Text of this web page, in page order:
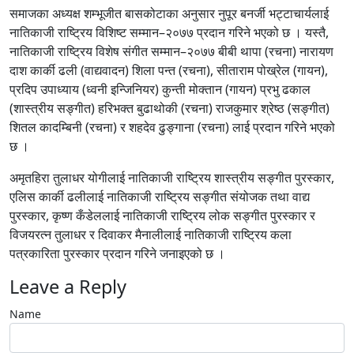
समाजका अध्यक्ष शम्भूजीत बासकोटाका अनुसार नुपूर बनर्जी भट्टाचार्यलाई
नातिकाजी राष्ट्रिय विशिष्ट सम्मान–२०७७ प्रदान गरिने भएको छ । यस्तै,
नातिकाजी राष्ट्रिय विशेष संगीत सम्मान–२०७७ बीबी थापा (रचना) नारायण
दाश कार्की ढली (वाद्यवादन) शिला पन्त (रचना), सीताराम पोख्रेल (गायन),
प्रदिप उपाध्याय (ध्वनी इन्जिनियर) कुन्ती मोक्तान (गायन) प्रभु ढकाल
(शास्त्रीय सङ्गीत) हरिभक्त बुढाथोकी (रचना) राजकुमार श्रेष्ठ (सङ्गीत)
शितल कादम्बिनी (रचना) र शहदेव ढुङ्गाना (रचना) लाई प्रदान गरिने भएको
छ ।
अमृतहिरा तुलाधर योगीलाई नातिकाजी राष्ट्रिय शास्त्रीय सङ्गीत पुरस्कार,
एलिस कार्की ढलीलाई नातिकाजी राष्ट्रिय सङ्गीत संयोजक तथा वाद्य
पुरस्कार, कृष्ण कँडेललाई नातिकाजी राष्ट्रिय लोक सङ्गीत पुरस्कार र
विजयरत्न तुलाधर र दिवाकर मैनालीलाई नातिकाजी राष्ट्रिय कला
पत्रकारिता पुरस्कार प्रदान गरिने जनाइएको छ ।
Leave a Reply
Name